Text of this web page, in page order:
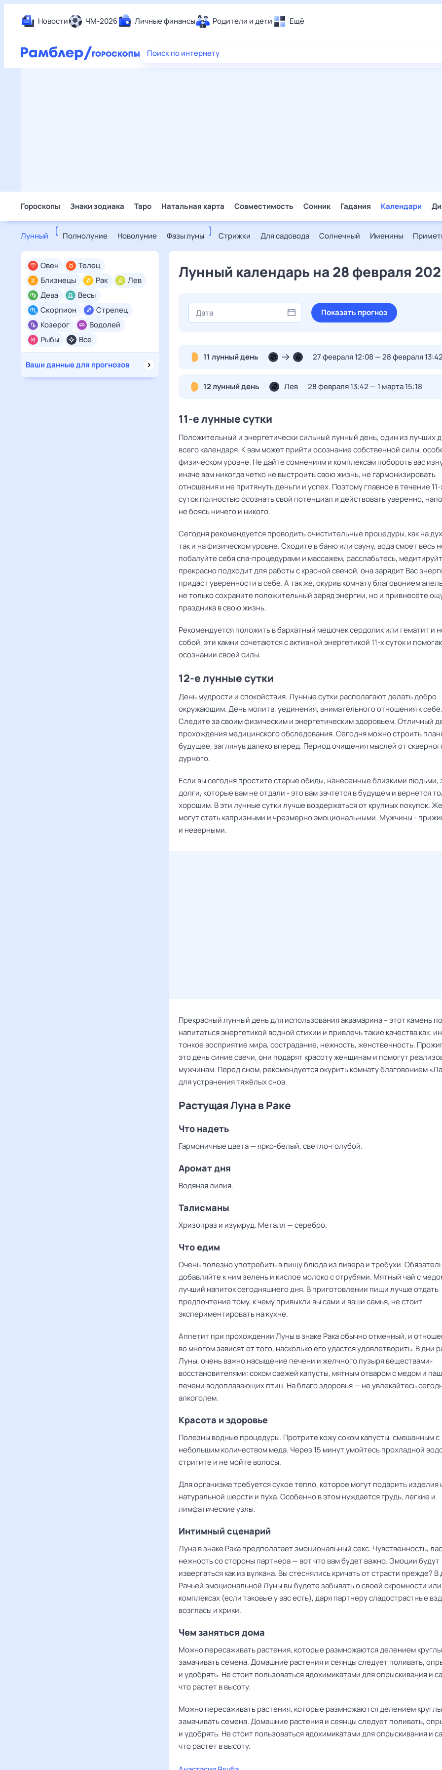
Новости ЧМ-2026 Личные финансы Родители и дети Ещё
Еда
Поиск по интернету
Гороскопы Знаки зодиака Таро Натальная карта Совместимость Сонник Гадания Календари
Лунный Полнолуние Новолуние Фазы луны Стрижки Для садовода Солнечный Именины
Все
Овен
Телец
Близнецы
Рак
Лев
Дева
Весы
Скорпион
Стрелец
Козерог
Водолей
Рыбы
Ваши данные для прогнозов
Лунный календарь на 28 февраля
Показать прогноз
11 лунный день 27 февраля 12:08 — 28 февраля 13:42
12 лунный день Лев 28 февраля 13:42 — 1 марта 15:18
11-е лунные сутки
Положительный и энергетически сильный лунный день, один из лучших
всего календаря. К вам может прийти осознание собственной силы,
физическом уровне. Не дайте сомнениям и комплексам побороть вас
иначе вам никогда четко не выстроить свою жизнь, не гармонизировать
отношения и не притянуть деньги и успех. Поэтому главное в течение
суток полностью осознать свой потенциал и действовать уверенно,
не боясь ничего и никого.
Сегодня рекомендуется проводить очистительные процедуры, как на
так и на физическом уровне. Сходите в баню или сауну, вода смоет весь
побалуйте себя спа-процедурами и массажем, расслабьтесь,
прекрасно подходит для работы с красной свечой, она зарядит Вас
придаст уверенности в себе. А так же, окурив комнату благовонием
не только сохраните положительный заряд энергии, но и привнесёте
праздника в свою жизнь.
Рекомендуется положить в бархатный мешочек сердолик или гематит и
собой, эти камни сочетаются с активной энергетикой 11-х суток и
осознании своей силы.
12-е лунные сутки
День мудрости и спокойствия. Лунные сутки располагают делать добро
окружающим. День молитв, уединения, внимательного отношения к себе.
Следите за своим физическим и энергетическим здоровьем. Отличный
прохождения медицинского обследования. Сегодня можно строить
будущее, заглянув далеко вперед. Период очищения мыслей от
дурного.
Если вы сегодня простите старые обиды, нанесенные близкими людьми,
долги, которые вам не отдали - это вам зачтется в будущем и вернется
хорошим. В эти лунные сутки лучше воздержаться от крупных покупок.
могут стать капризными и чрезмерно эмоциональными. Мужчины -
и неверными.
Прекрасный лунный день для использования аквамарина – этот камень
напитаться энергетикой водной стихии и привлечь такие качества как:
тонкое восприятие мира, сострадание, нежность, женственность.
это день синие свечи, они подарят красоту женщинам и помогут
мужчинам. Перед сном, рекомендуется окурить комнату благовонием
для устранения тяжёлых снов.
Растущая Луна в Раке
Что надеть
Гармоничные цвета — ярко-белый, светло-голубой.
Аромат дня
Водяная лилия.
Талисманы
Хризопраз и изумруд. Металл — серебро.
Что едим
Очень полезно употребить в пищу блюда из ливера и требухи.
добавляйте к ним зелень и кислое молоко с отрубями. Мятный чай с
лучший напиток сегодняшнего дня. В приготовлении пищи лучше отдать
предпочтение тому, к чему привыкли вы сами и ваши семья, не стоит
экспериментировать на кухне.
Аппетит при прохождении Луны в знаке Рака обычно отменный, и
во многом зависят от того, насколько его удастся удовлетворить. В дни
Луны, очень важно насыщение печени и желчного пузыря веществами-
восстановителями: соком свежей капусты, мятным отваром с медом и
печени водоплавающих птиц. На благо здоровья — не увлекайтесь
алкоголем.
Красота и здоровье
Полезны водные процедуры. Протрите кожу соком капусты, смешанным с
небольшим количеством меда. Через 15 минут умойтесь прохладной
стригите и не мойте волосы.
Для организма требуется сухое тепло, которое могут подарить изделия
натуральной шерсти и пуха. Особенно в этом нуждается грудь, легкие и
лимфатические узлы.
Интимный сценарий
Луна в знаке Рака предполагает эмоциональный секс. Чувственность,
нежность со стороны партнера — вот что вам будет важно. Эмоции будут
извергаться как из вулкана. Вы стеснялись кричать от страсти прежде? В
Рачьей эмоциональной Луны вы будете забывать о своей скромности или
комплексах (если таковые у вас есть), даря партнеру сладострастные
возгласы и крики.
Чем заняться дома
Можно пересаживать растения, которые размножаются делением
замачивать семена. Домашние растения и сеянцы следует поливать,
и удобрять. Не стоит пользоваться ядохимикатами для опрыскивания и
что растет в высоту.
Можно пересаживать растения, которые размножаются делением
замачивать семена. Домашние растения и сеянцы следует поливать,
и удобрять. Не стоит пользоваться ядохимикатами для опрыскивания и
что растет в высоту.